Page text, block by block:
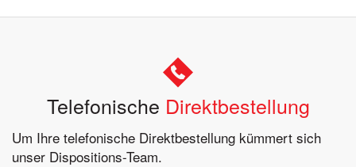
Telefonische Direktbestellung
Um Ihre telefonische Direktbestellung kümmert sich
unser Dispositions-Team.